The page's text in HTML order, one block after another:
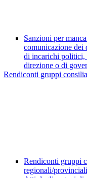
Sanzioni per
comunicazione dei
di incarichi politici,
direzione o di
Rendiconti gruppi
Rendiconti gruppi
regionali/provinciali